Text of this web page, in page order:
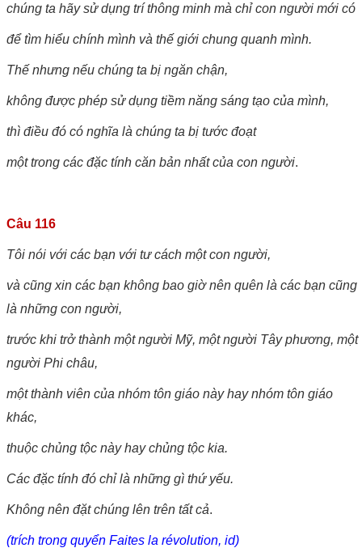
chúng ta hãy sử dụng trí thông minh mà chỉ con người mới có
để tìm hiểu chính mình và thế giới chung quanh mình.
Thế nhưng nếu chúng ta bị ngăn chận,
không được phép sử dụng tiềm năng sáng tạo của mình,
thì điều đó có nghĩa là chúng ta bị tước đoạt
một trong các đặc tính căn bản nhất của con người.
Câu 116
Tôi nói với các bạn với tư cách một con người,
và cũng xin các bạn không bao giờ nên quên là các bạn cũng
là những con người,
trước khi trở thành một người Mỹ, một người Tây phương, một
người Phi châu,
một thành viên của nhóm tôn giáo này hay nhóm tôn giáo
khác,
thuộc chủng tộc này hay chủng tộc kia.
Các đặc tính đó chỉ là những gì thứ yếu.
Không nên đặt chúng lên trên tất cả.
(trích trong quyển Faites la révolution, id)